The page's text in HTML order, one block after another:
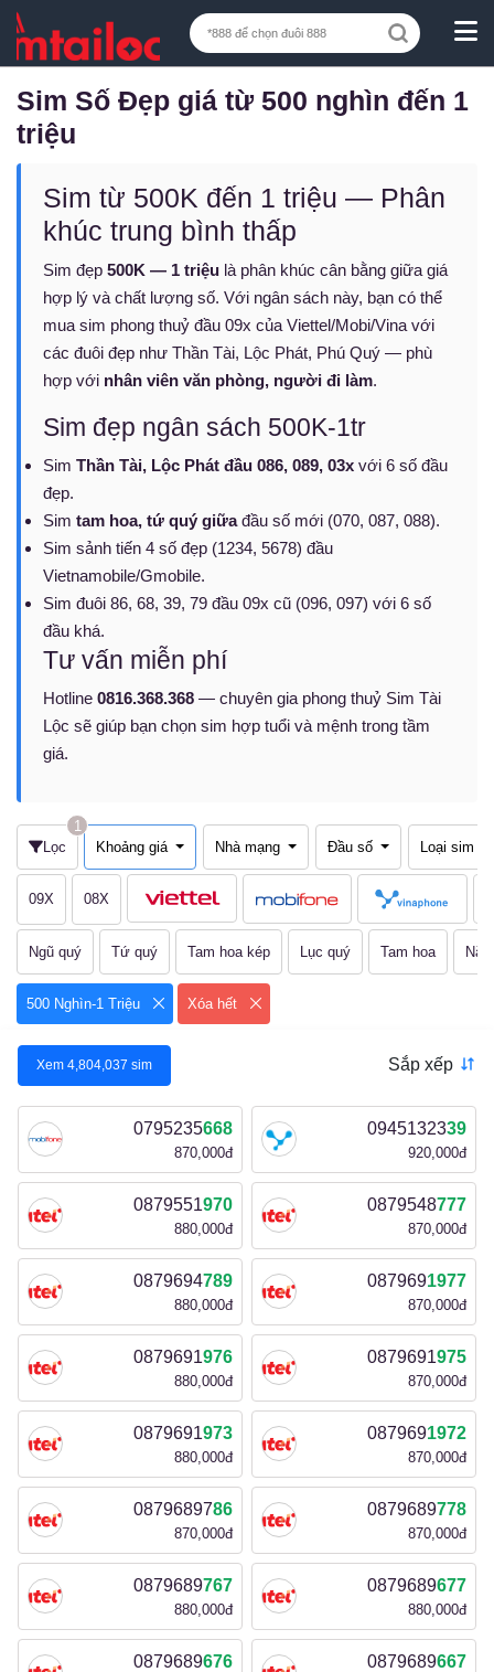
Sim Số Đẹp giá từ 500 nghìn đến 1
triệu
Sim từ 500K đến 1 triệu — Phân
khúc trung bình thấp
Sim đẹp 500K — 1 triệu là phân khúc cân bằng giữa giá
hợp lý và chất lượng số. Với ngân sách này, bạn có thể
mua sim phong thuỷ đầu 09x của Viettel/Mobi/Vina với
các đuôi đẹp như Thần Tài, Lộc Phát, Phú Quý — phù
hợp với nhân viên văn phòng, người đi làm.
Sim đẹp ngân sách 500K-1tr
Sim Thần Tài, Lộc Phát đầu 086, 089, 03x với 6 số đầu
đẹp.
Sim tam hoa, tứ quý giữađầu số mới (070, 087, 088).
Sim sảnh tiến 4 số đẹp (1234, 5678) đầu
Vietnamobile/Gmobile.
Sim đuôi 86, 68, 39, 79 đầu 09x cũ (096, 097) với 6 số
đầu khá.
Tư vấn miễn phí
Hotline 0816.368.368 — chuyên gia phong thuỷ Sim Tài
Lộc sẽ giúp bạn chọn sim hợp tuổi và mệnh trong tầm
giá.
Lọc
1
Khoảng giá
Nhà mạng Đầu số Loại sim
09X 08X
Ngũ quý Tứ quý Tam hoa kép Lục quý Tam hoa
500 Nghìn-1 Triệu Xóa hết
Xem 4,804,037 sim Sắp xếp
0795235668
870,000đ
0945132339
920,000đ
0879551970
880,000đ
0879548777
870,000đ
0879694789
880,000đ
0879691977
870,000đ
0879691976
880,000đ
0879691975
870,000đ
0879691973
880,000đ
0879691972
870,000đ
0879689786
870,000đ
0879689778
870,000đ
0879689767
880,000đ
0879689677
880,000đ
0879689676 0879689667